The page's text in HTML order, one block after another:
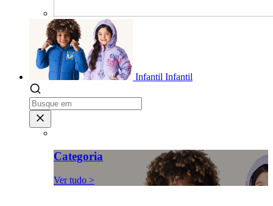
Infantil Infantil
Categoria
Ver tudo >